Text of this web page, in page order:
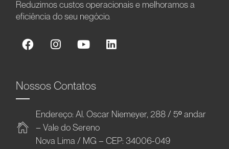
Reduzimos custos operacionais e melhoramos a
eficiência do seu negócio.
Nossos Contatos
Endereço: Al. Oscar Niemeyer, 288 / 5º andar
– Vale do Sereno
Nova Lima / MG – CEP: 34006-049